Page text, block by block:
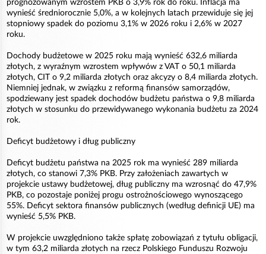
prognozowanym wzrostem PKB o 3,9% rok do roku. Inflacja ma
wynieść średniorocznie 5,0%, a w kolejnych latach przewiduje się jej
stopniowy spadek do poziomu 3,1% w 2026 roku i 2,6% w 2027
roku.
Dochody budżetowe w 2025 roku mają wynieść 632,6 miliarda
złotych, z wyraźnym wzrostem wpływów z VAT o 50,1 miliarda
złotych, CIT o 9,2 miliarda złotych oraz akcyzy o 8,4 miliarda złotych.
Niemniej jednak, w związku z reformą finansów samorządów,
spodziewany jest spadek dochodów budżetu państwa o 9,8 miliarda
złotych w stosunku do przewidywanego wykonania budżetu za 2024
rok.
Deficyt budżetowy i dług publiczny
Deficyt budżetu państwa na 2025 rok ma wynieść 289 miliarda
złotych, co stanowi 7,3% PKB. Przy założeniach zawartych w
projekcie ustawy budżetowej, dług publiczny ma wzrosnąć do 47,9%
PKB, co pozostaje poniżej progu ostrożnościowego wynoszącego
55%. Deficyt sektora finansów publicznych (według definicji UE) ma
wynieść 5,5% PKB.
W projekcie uwzględniono także spłatę zobowiązań z tytułu obligacji,
w tym 63,2 miliarda złotych na rzecz Polskiego Funduszu Rozwoju